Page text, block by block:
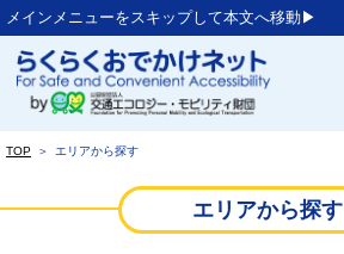
メインメニューをスキップして本文へ移動▶︎
TOP ＞ エリアから探す
エリアから探す